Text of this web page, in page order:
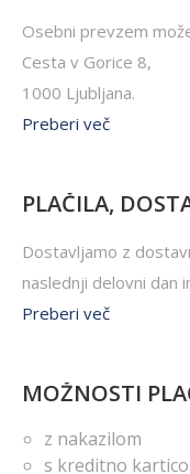
Osebni prevzem
Cesta v Gorice 8,
1000 Ljubljana.
Preberi več
PLAČILA,
Dostavljamo z
naslednji delovni dan
Preberi več
MOŽNOSTI
z nakazilom
s kreditno kartico